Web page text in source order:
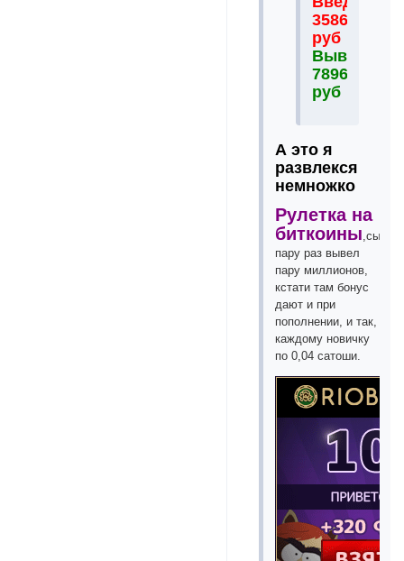
35864
руб
Выведено
78965
руб
А это я
развлекся
немножко
Рулетка на
биткоины
пару раз вывел
пару миллионов,
кстати там бонус
дают и при
пополнении, и так,
каждому новичку
по 0,04 сатоши.